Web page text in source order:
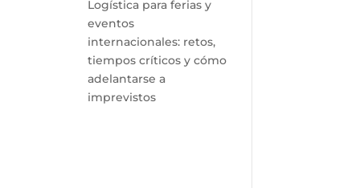
Logística para ferias y
eventos
internacionales: retos,
tiempos críticos y cómo
adelantarse a
imprevistos